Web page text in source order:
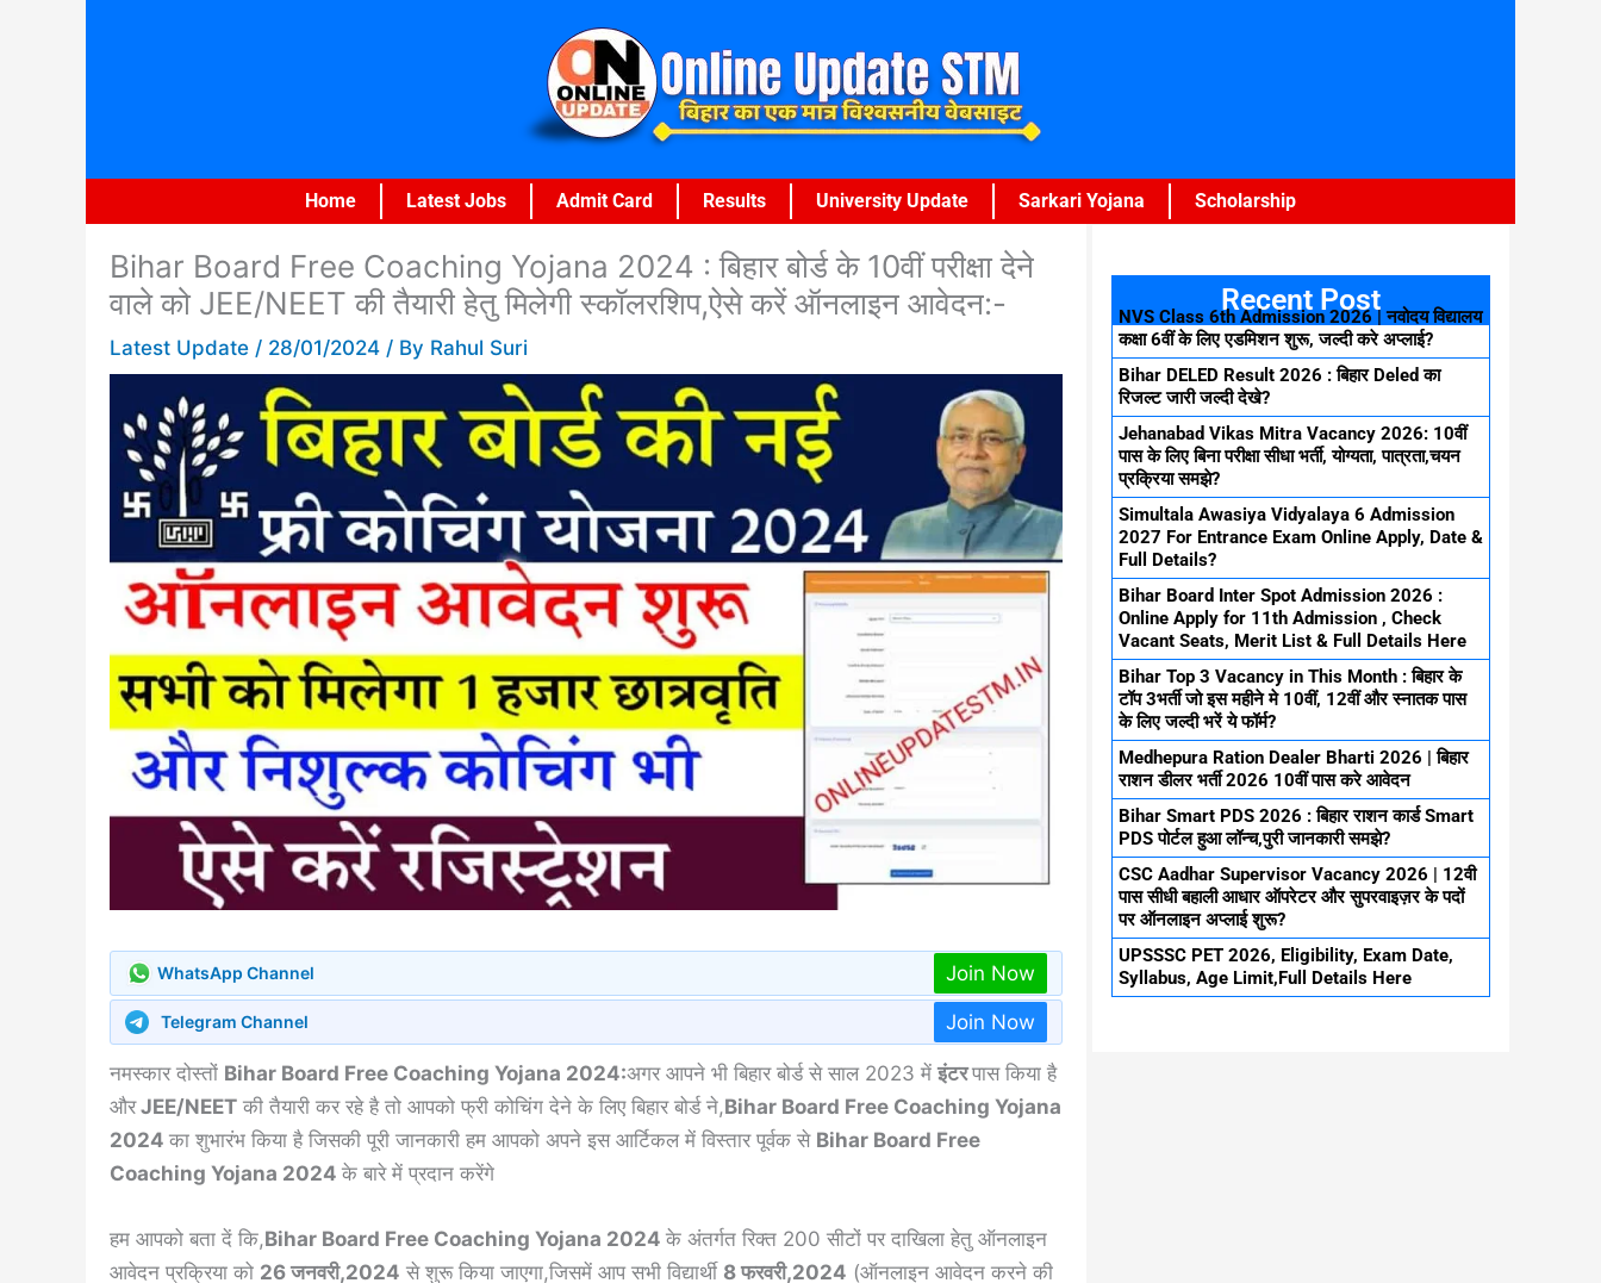
Home Latest Jobs Admit Card Results University Update Sarkari Yojana Scholarship
Bihar Board Free Coaching Yojana 2024 : बिहार बोर्ड के 10वीं परीक्षा देने
वाले को JEE/NEET की तैयारी हेतु मिलेगी स्कॉलरशिप,ऐसे करें ऑनलाइन आवेदन:-
Latest Update / 28/01/2024 / By Rahul Suri
WhatsApp Channel Join Now
Telegram Channel Join Now
नमस्कार दोस्तों Bihar Board Free Coaching Yojana 2024:अगर आपने भी बिहार बोर्ड से साल 2023 में इंटरपास किया है
औरJEE/NEET की तैयारी कर रहे है तो आपको फ्री कोचिंग देने के लिए बिहार बोर्ड ने,Bihar Board Free Coaching Yojana
2024 का शुभारंभ किया है जिसकी पूरी जानकारी हम आपको अपने इस आर्टिकल में विस्तार पूर्वक से Bihar Board Free
Coaching Yojana 2024 के बारे में प्रदान करेंगे
हम आपको बता दें कि,Bihar Board Free Coaching Yojana 2024 के अंतर्गत रिक्त 200 सीटों पर दाखिला हेतु ऑनलाइन
आवेदन प्रक्रिया को 26 जनवरी,2024 से शुरू किया जाएगा,जिसमें आप सभी विद्यार्थी 8 फरवरी,2024 (ऑनलाइन आवेदन करने की
Recent Post
NVS Class 6th Admission 2026 | नवोदय विद्यालय
कक्षा 6वीं के लिए एडमिशन शुरू, जल्दी करे अप्लाई?
Bihar DELED Result 2026 : बिहार Deled का
रिजल्ट जारी जल्दी देखे?
Jehanabad Vikas Mitra Vacancy 2026: 10वीं
पास के लिए बिना परीक्षा सीधा भर्ती, योग्यता, पात्रता,चयन
प्रक्रिया समझे?
Simultala Awasiya Vidyalaya 6 Admission
2027 For Entrance Exam Online Apply, Date &
Full Details?
Bihar Board Inter Spot Admission 2026 :
Online Apply for 11th Admission , Check
Vacant Seats, Merit List & Full Details Here
Bihar Top 3 Vacancy in This Month : बिहार के
टॉप 3भर्ती जो इस महीने मे 10वीं, 12वीं और स्नातक पास
के लिए जल्दी भरें ये फॉर्म?
Medhepura Ration Dealer Bharti 2026 | बिहार
राशन डीलर भर्ती 2026 10वीं पास करे आवेदन
Bihar Smart PDS 2026 : बिहार राशन कार्ड Smart
PDS पोर्टल हुआ लॉन्च,पुरी जानकारी समझे?
CSC Aadhar Supervisor Vacancy 2026 | 12वी
पास सीधी बहाली आधार ऑपरेटर और सुपरवाइज़र के पदों
पर ऑनलाइन अप्लाई शुरू?
UPSSSC PET 2026, Eligibility, Exam Date,
Syllabus, Age Limit,Full Details Here